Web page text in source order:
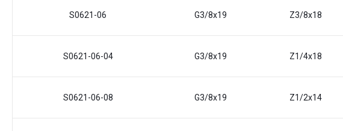
S0621-06 G3/8x19 Z3/8x18
S0621-06-04 G3/8x19 Z1/4x18
S0621-06-08 G3/8x19 Z1/2x14